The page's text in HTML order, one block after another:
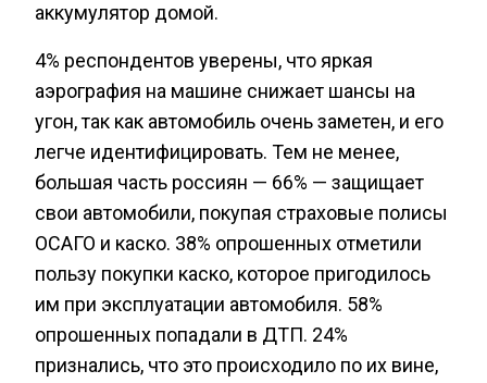
аккумулятор домой.
4% респондентов уверены, что яркая
аэрография на машине снижает шансы на
угон, так как автомобиль очень заметен, и его
легче идентифицировать. Тем не менее,
большая часть россиян — 66% — защищает
свои автомобили, покупая страховые полисы
ОСАГО и каско. 38% опрошенных отметили
пользу покупки каско, которое пригодилось
им при эксплуатации автомобиля. 58%
опрошенных попадали в ДТП. 24%
признались, что это происходило по их вине,